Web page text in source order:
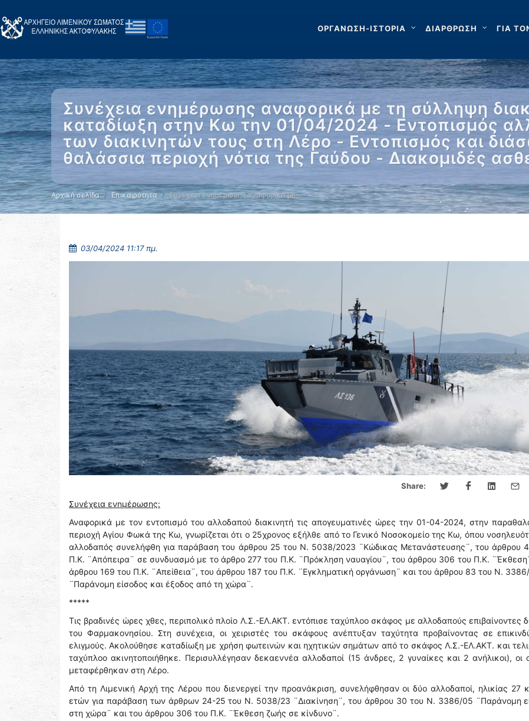
ΟΡΓΑΝΩΣΗ-ΙΣΤΟΡΙΑ ΔΙΑΡΘΡΩΣΗ ΓΙΑ
Συνέχεια ενημέρωσης αναφορικά με τη σύλληψη
καταδίωξη στην Κω την 01/04/2024 - Εντοπισμός
των διακινητών τους στη Λέρο - Εντοπισμός και
θαλάσσια περιοχή νότια της Γαύδου - Διακομιδές
Αρχική σελίδα Επικαιρότητα Συνέχεια ενημέρωσης αναφορικά με …
03/04/2024 11:17 πμ.
Share:
Συνέχεια ενημέρωσης:
Αναφορικά με τον εντοπισμό του αλλοδαπού διακινητή τις απογευματινές ώρες την 01-04-2024, στην
περιοχή Αγίου Φωκά της Κω, γνωρίζεται ότι ο 25χρονος εξήλθε από το Γενικό Νοσοκομείο της Κω, όπου
αλλοδαπός συνελήφθη για παράβαση του άρθρου 25 του Ν. 5038/2023 ¨Κώδικας Μετανάστευσης¨, του άρθρου
Π.Κ. ¨Απόπειρα¨ σε συνδυασμό με το άρθρο 277 του Π.Κ. ¨Πρόκληση ναυαγίου¨, του άρθρου 306 του Π.Κ.
άρθρου 169 του Π.Κ. ¨Απείθεια¨, του άρθρου 187 του Π.Κ. ¨Εγκληματική οργάνωση¨ και του άρθρου 83 του Ν.
¨Παράνομη είσοδος και έξοδος από τη χώρα¨.
*****
Τις βραδινές ώρες χθες, περιπολικό πλοίο Λ.Σ.-ΕΛ.ΑΚΤ. εντόπισε ταχύπλοο σκάφος με αλλοδαπούς επιβαίνοντες
του Φαρμακονησίου. Στη συνέχεια, οι χειριστές του σκάφους ανέπτυξαν ταχύτητα προβαίνοντας σε
ελιγμούς. Ακολούθησε καταδίωξη με χρήση φωτεινών και ηχητικών σημάτων από το σκάφος Λ.Σ.-ΕΛ.ΑΚΤ. και
ταχύπλοο ακινητοποιήθηκε. Περισυλλέγησαν δεκαεννέα αλλοδαποί (15 άνδρες, 2 γυναίκες και 2 ανήλικοι), οι
μεταφέρθηκαν στη Λέρο.
Από τη Λιμενική Αρχή της Λέρου που διενεργεί την προανάκριση, συνελήφθησαν οι δύο αλλοδαποί, ηλικίας 27
ετών για παράβαση των άρθρων 24-25 του Ν. 5038/23 ¨Διακίνηση¨, του άρθρου 30 του Ν. 3386/05 ¨Παράνομη
στη χώρα¨ και του άρθρου 306 του Π.Κ. ¨Έκθεση ζωής σε κίνδυνο¨.